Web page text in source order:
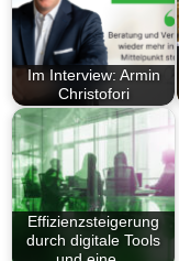
Im Interview: Armin
Christofori
Effizienzsteigerung
durch digitale Tools